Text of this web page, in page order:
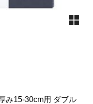
み15-30cm用 ダブル